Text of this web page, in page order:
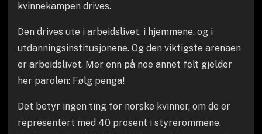
kvinnekampen drives.
Den drives ute i arbeidslivet, i hjemmene, og i
utdanningsinstitusjonene. Og den viktigste arenaen
er arbeidslivet. Mer enn på noe annet felt gjelder
her parolen: Følg penga!
Det betyr ingen ting for norske kvinner, om de er
representert med 40 prosent i styrerommene.